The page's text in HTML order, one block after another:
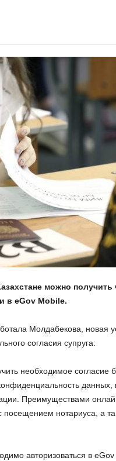
можно получить
в eGov Mobile.
Молдабекова, новая
согласия супруга:
необходимое согласие
Преимуществами
посещением нотариуса, а
авторизоваться в